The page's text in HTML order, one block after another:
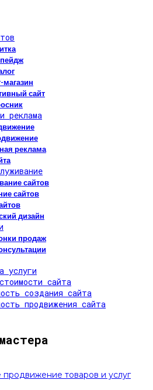
магазин
сайт
реклама
реклама
сайтов
сайтов
дизайн
продаж
услуги
сайта
создания сайта
продвижения сайта
товаров и услуг